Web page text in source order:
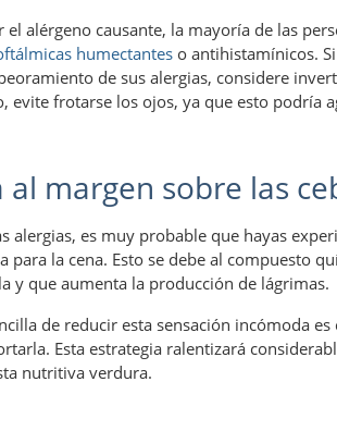
el alérgeno causante, la mayoría de las
humectantes o antihistamínicos.
de sus alergias, considere
evite frotarse los ojos, ya que esto podría
al margen sobre las
alergias, es muy probable que hayas
para la cena. Esto se debe al compuesto
y que aumenta la producción de lágrimas.
de reducir esta sensación incómoda
Esta estrategia ralentizará
nutritiva verdura.